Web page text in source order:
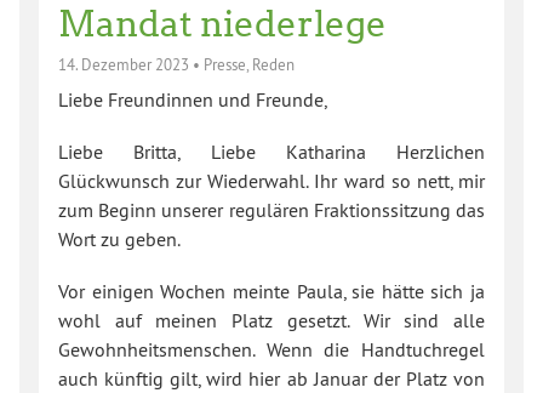
Mandat niederlege
14. Dezember 2023 • Presse, Reden
Liebe Freundinnen und Freunde,
Liebe Britta, Liebe Katharina Herzlichen
Glückwunsch zur Wiederwahl. Ihr ward so nett, mir
zum Beginn unserer regulären Fraktionssitzung das
Wort zu geben.
Vor einigen Wochen meinte Paula, sie hätte sich ja
wohl auf meinen Platz gesetzt. Wir sind alle
Gewohnheitsmenschen. Wenn die Handtuchregel
auch künftig gilt, wird hier ab Januar der Platz von